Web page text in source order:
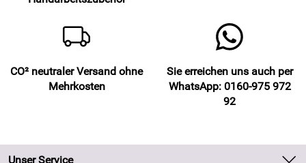
CO² neutraler Versand ohne
Mehrkosten
Sie erreichen uns auch per
WhatsApp: 0160-975 972
92
Unser Service